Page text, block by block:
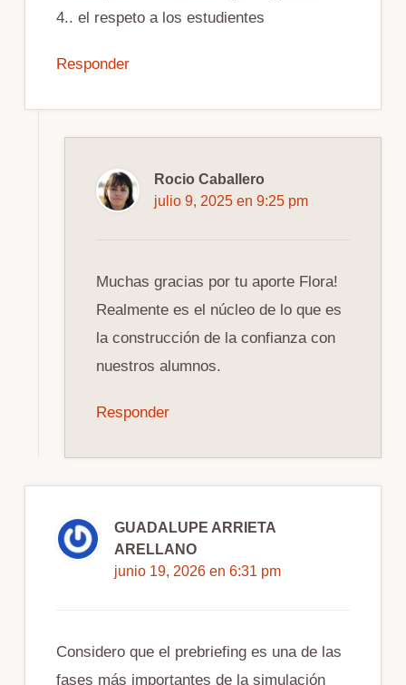
4.. el respeto a los estudientes
Responder
Rocio Caballero
julio 9, 2025 en 9:25 pm
Muchas gracias por tu aporte Flora!
Realmente es el núcleo de lo que es
la construcción de la confianza con
nuestros alumnos.
Responder
GUADALUPE ARRIETA
ARELLANO
junio 19, 2026 en 6:31 pm
Considero que el prebriefing es una de las
fases más importantes de la simulación